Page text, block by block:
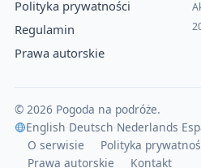
Polityka prywatności
Regulamin
Prawa autorskie
© 2026 Pogoda na podróże.
English Deutsch Nederlands
O serwisie
Polityka
Prawa autorskie
Kontakt